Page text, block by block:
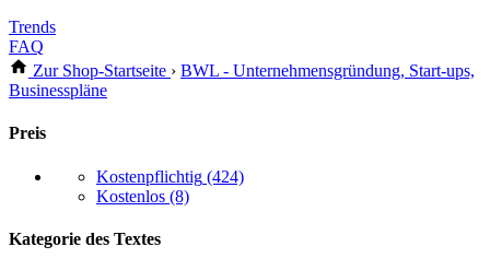
Trends
FAQ
Zur Shop-Startseite › BWL - Unternehmensgründung, Start-ups,
Businesspläne
Preis
Kostenpflichtig (424)
Kostenlos (8)
Kategorie des Textes